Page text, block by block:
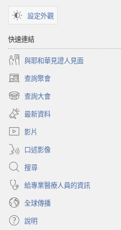
設定外觀
快速連結
與耶和華見證人見面
查詢聚會
（開
啟
新
視
窗）
查詢大會
（開
啟
新
視
最新資料
影片
口述影像
搜尋
給專業醫療人員的資訊
全球傳播
說明